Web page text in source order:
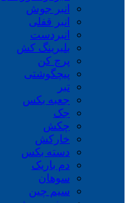
انبر جوش
انبر قفلی
انبردست
بلبرینگ کش
پرچ کن
پیچگوشتی
تبر
جعبه بکس
جک
چکش
خارکش
دسته بکس
دم باریک
سوهان
سیم چین